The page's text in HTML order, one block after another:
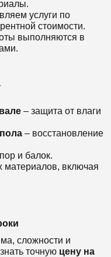
услуги по
стоимости.
выполняются в
– защита от влаги
– восстановление
и балок.
материалов, включая
сложности и
точную цену на